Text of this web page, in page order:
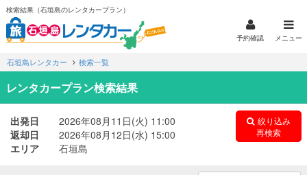
検索結果（石垣島のレンタカープラン）
予約確認 メニュー
石垣島レンタカー 検索一覧
レンタカープラン検索結果
出発日
2026年08月11日(火) 11:00
返却日
2026年08月12日(水) 15:00
エリア
石垣島
絞り込み
再検索